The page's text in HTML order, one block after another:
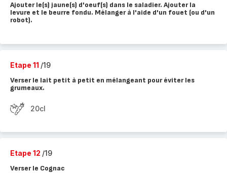
Ajouter le(s) jaune(s) d'oeuf(s) dans le saladier. Ajouter la
levure et le beurre fondu. Mélanger à l'aide d'un fouet (ou d'un
robot).
Etape 11 /19
Verser le lait petit à petit en mélangeant pour éviter les
grumeaux.
20cl
Etape 12 /19
Verser le Cognac